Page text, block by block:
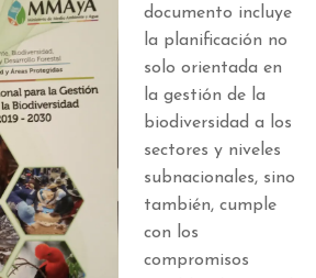
documento incluye
la planificación no
solo orientada en
la gestión de la
biodiversidad a los
sectores y niveles
subnacionales, sino
también, cumple
con los
compromisos